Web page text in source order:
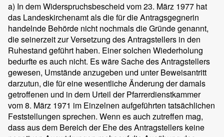
a) In dem Widerspruchsbescheid vom 23. März 1977 hat
das Landeskirchenamt als die für die Antragsgegnerin
handelnde Behörde nicht nochmals die Gründe genannt,
die seinerzeit zur Versetzung des Antragstellers in den
Ruhestand geführt haben. Einer solchen Wiederholung
bedurfte es auch nicht. Es wäre Sache des Antragstellers
gewesen, Umstände anzugeben und unter Beweisantritt
darzutun, die für eine wesentliche Änderung der damals
getroffenen und in dem Urteil der Pfarrerdienstkammer
vom 8. März 1971 im Einzelnen aufgeführten tatsächlichen
Feststellungen sprechen. Wenn es auch zutreffen mag,
dass aus dem Bereich der Ehe des Antragstellers keine